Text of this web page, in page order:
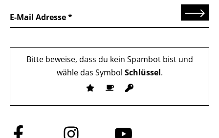
E-Mail Adresse Senden
Bitte beweise, dass du kein Spambot bist und
wähle das Symbol Schlüssel.
Folge
Folge
Folge